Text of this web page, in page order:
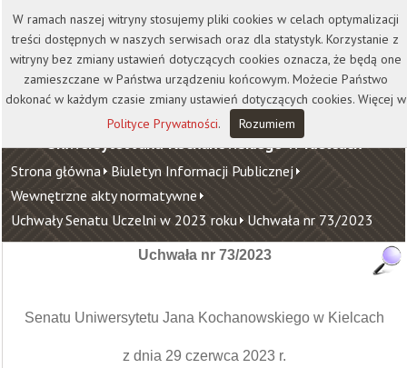
Kontakt Biblioteka
Wydawnictwo
Wirtualna Uczelnia
Uniwersytet Jana Kochanowskiego w Kielcach
Strona główna Biuletyn Informacji Publicznej
Wewnętrzne akty normatywne
Uchwały Senatu Uczelni w 2023 roku Uchwała nr 73/2023
Uchwała nr 73/2023
Senatu Uniwersytetu Jana Kochanowskiego w Kielcach
z dnia 29 czerwca 2023 r.
W ramach naszej witryny stosujemy pliki cookies w celach optymalizacji
treści dostępnych w naszych serwisach oraz dla statystyk. Korzystanie z
witryny bez zmiany ustawień dotyczących cookies oznacza, że będą one
zamieszczane w Państwa urządzeniu końcowym. Możecie Państwo
dokonać w każdym czasie zmiany ustawień dotyczących cookies. Więcej w
Polityce Prywatności. Rozumiem